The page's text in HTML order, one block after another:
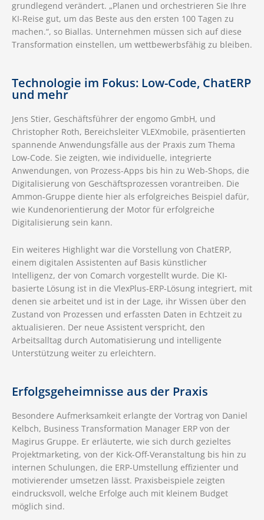
grundlegend verändert. „Planen und orchestrieren Sie Ihre
KI-Reise gut, um das Beste aus den ersten 100 Tagen zu
machen.“, so Biallas. Unternehmen müssen sich auf diese
Transformation einstellen, um wettbewerbsfähig zu bleiben.
Technologie im Fokus: Low-Code, ChatERP
und mehr
Jens Stier, Geschäftsführer der engomo GmbH, und
Christopher Roth, Bereichsleiter VLEXmobile, präsentierten
spannende Anwendungsfälle aus der Praxis zum Thema
Low-Code. Sie zeigten, wie individuelle, integrierte
Anwendungen, von Prozess-Apps bis hin zu Web-Shops, die
Digitalisierung von Geschäftsprozessen vorantreiben. Die
Ammon-Gruppe diente hier als erfolgreiches Beispiel dafür,
wie Kundenorientierung der Motor für erfolgreiche
Digitalisierung sein kann.
Ein weiteres Highlight war die Vorstellung von ChatERP,
einem digitalen Assistenten auf Basis künstlicher
Intelligenz, der von Comarch vorgestellt wurde. Die KI-
basierte Lösung ist in die VlexPlus-ERP-Lösung integriert, mit
denen sie arbeitet und ist in der Lage, ihr Wissen über den
Zustand von Prozessen und erfassten Daten in Echtzeit zu
aktualisieren. Der neue Assistent verspricht, den
Arbeitsalltag durch Automatisierung und intelligente
Unterstützung weiter zu erleichtern.
Erfolgsgeheimnisse aus der Praxis
Besondere Aufmerksamkeit erlangte der Vortrag von Daniel
Kelbch, Business Transformation Manager ERP von der
Magirus Gruppe. Er erläuterte, wie sich durch gezieltes
Projektmarketing, von der Kick-Off-Veranstaltung bis hin zu
internen Schulungen, die ERP-Umstellung effizienter und
motivierender umsetzen lässt. Praxisbeispiele zeigten
eindrucksvoll, welche Erfolge auch mit kleinem Budget
möglich sind.